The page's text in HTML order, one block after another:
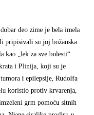
deo zime je bela imela
pripisivali su joj božanska
kao „lek za sve bolesti“.
i Plinija, koji su je
i epilepsije, Rudolfa
koristio protiv krvarenja,
grm pomoću sitnih